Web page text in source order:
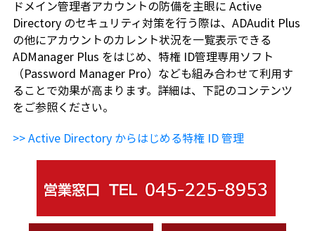
ドメイン管理者アカウントの防備を主眼に Active
Directory のセキュリティ対策を行う際は、ADAudit Plus
の他にアカウントのカレント状況を一覧表示できる
ADManager Plus をはじめ、特権 ID管理専用ソフト
（Password Manager Pro）なども組み合わせて利用す
ることで効果が高まります。詳細は、下記のコンテンツ
をご参照ください。
>> Active Directory からはじめる特権 ID 管理